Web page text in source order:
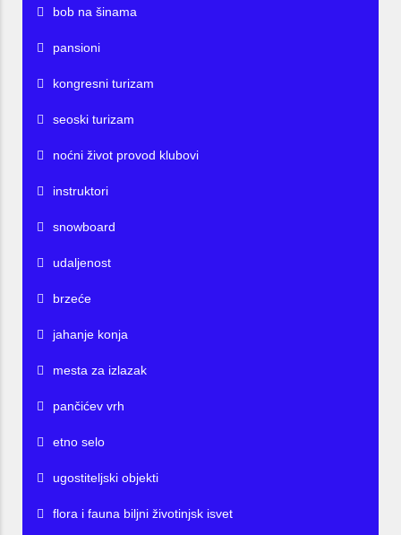
bob na šinama
pansioni
kongresni turizam
seoski turizam
noćni život provod klubovi
instruktori
snowboard
udaljenost
brzeće
jahanje konja
mesta za izlazak
pančićev vrh
etno selo
ugostiteljski objekti
flora i fauna biljni životinjsk isvet